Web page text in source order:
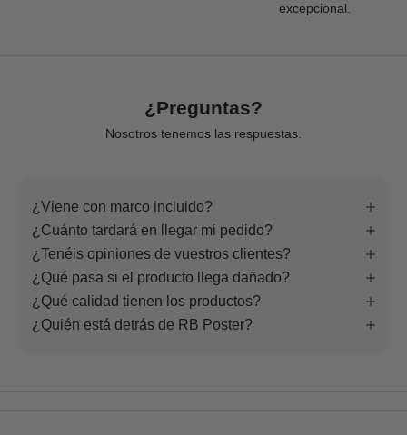
excepcional.
¿Preguntas?
Nosotros tenemos las respuestas.
¿Viene con marco incluido?
¿Cuánto tardará en llegar mi pedido?
¿Tenéis opiniones de vuestros clientes?
¿Qué pasa si el producto llega dañado?
¿Qué calidad tienen los productos?
¿Quién está detrás de RB Poster?